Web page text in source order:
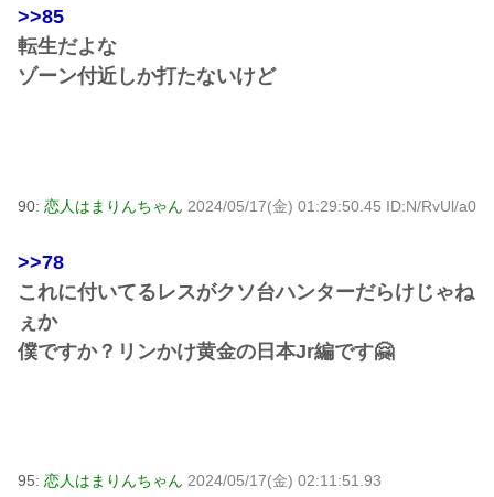
>>85
転生だよな
ゾーン付近しか打たないけど
90: 恋人はまりんちゃん 2024/05/17(金) 01:29:50.45 ID:N/RvUl/a0
>>78
これに付いてるレスがクソ台ハンターだらけじゃね
ぇか
僕ですか？リンかけ黄金の日本Jr編です🤗
95: 恋人はまりんちゃん 2024/05/17(金) 02:11:51.93